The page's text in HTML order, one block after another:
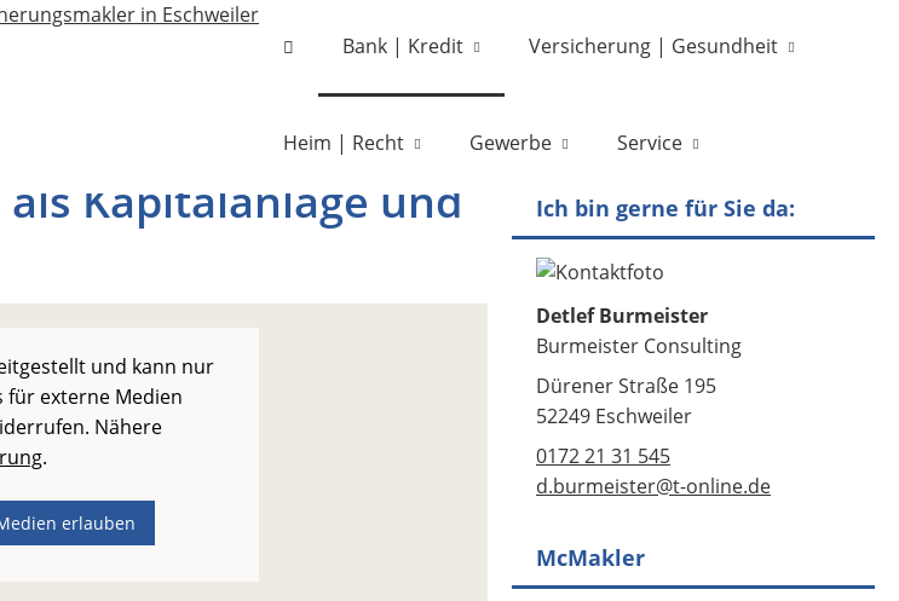
Bank | Kredit Versicherung | Gesundheit
Heim | Recht Gewerbe Service
Ich bin gerne für Sie da:
Detlef Burmeister
Burmeister Consulting
Dürener Straße 195
52249 Eschweiler
0172 21 31 545
d.burmeister@t-online.de
McMakler
Kapitalanlage und
und kann nur
für externe Medien
Nähere
.
erlauben